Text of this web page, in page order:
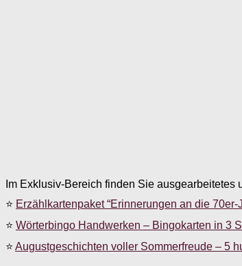
Im Exklusiv-Bereich finden Sie ausgearbeitetes
⭐ Erzählkartenpaket “Erinnerungen an die 70er-
⭐ Wörterbingo Handwerken – Bingokarten in 3
⭐ Augustgeschichten voller Sommerfreude – 5